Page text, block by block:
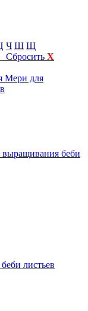
Ч Ш Щ
Сбросить X
Мери для
беби
листьев